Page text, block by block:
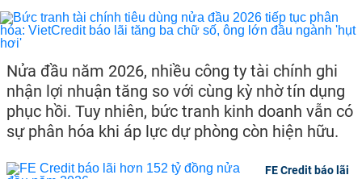
Nửa đầu năm 2026, nhiều công ty tài chính ghi
nhận lợi nhuận tăng so với cùng kỳ nhờ tín dụng
phục hồi. Tuy nhiên, bức tranh kinh doanh vẫn có
sự phân hóa khi áp lực dự phòng còn hiện hữu.
FE Credit báo lãi